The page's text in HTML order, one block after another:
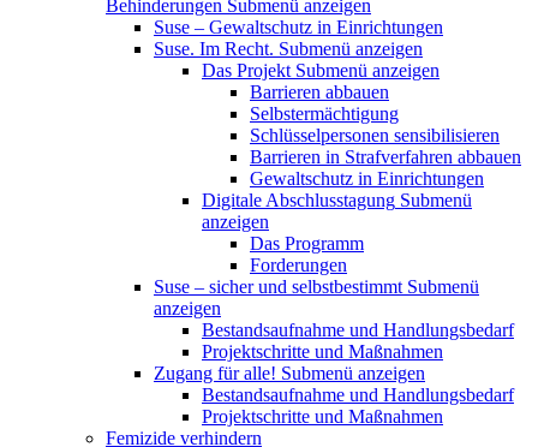
Behinderungen Submenü anzeigen
Suse – Gewaltschutz in Einrichtungen
Suse. Im Recht. Submenü anzeigen
Das Projekt Submenü anzeigen
Barrieren abbauen
Selbstermächtigung
Schlüsselpersonen sensibilisieren
Barrieren in Strafverfahren abbauen
Gewaltschutz in Einrichtungen
Digitale Abschlusstagung Submenü
anzeigen
Das Programm
Forderungen
Suse – sicher und selbstbestimmt Submenü
anzeigen
Bestandsaufnahme und Handlungsbedarf
Projektschritte und Maßnahmen
Zugang für alle! Submenü anzeigen
Bestandsaufnahme und Handlungsbedarf
Projektschritte und Maßnahmen
Femizide verhindern